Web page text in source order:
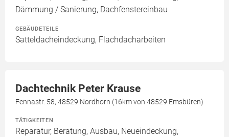
Dämmung / Sanierung, Dachfenstereinbau
GEBÄUDETEILE
Satteldacheindeckung, Flachdacharbeiten
Dachtechnik Peter Krause
Fennastr. 58, 48529 Nordhorn (16km von 48529 Emsbüren)
TÄTIGKEITEN
Reparatur, Beratung, Ausbau, Neueindeckung,